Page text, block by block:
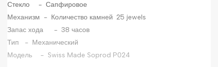
Стекло
- Сапфировое
Механизм - Количество камней 25 jewels
Запас хода
- 38 часов
Тип
- Механический
Модель
- Swiss Made Soprod P024